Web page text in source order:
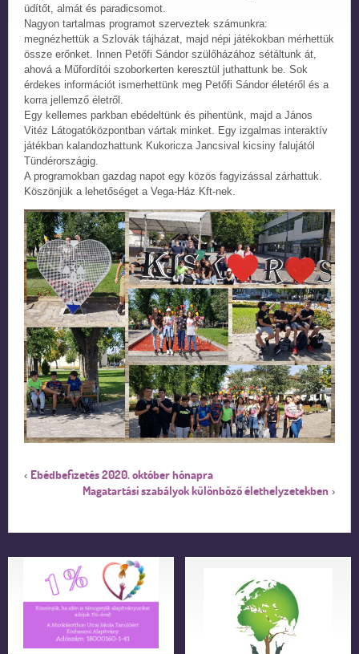
üdítőt, almát és paradicsomot.
Nagyon tartalmas programot szerveztek számunkra:
megnézhettük a Szlovák tájházat, majd népi játékokban mérhettük
össze erőnket. Innen Petőfi Sándor szülőházához sétáltunk át,
ahová a Műfordítói szoborkerten keresztül juthattunk be. Sok
érdekes információt ismerhettünk meg Petőfi Sándor életéről és a
korra jellemző életről.
Egy kellemes parkban ebédeltünk és pihentünk, majd a János
Vitéz Látogatóközpontban vártak minket. Egy izgalmas interaktív
játékban kalandozhattunk Kukoricza Jancsival kicsiny falujától
Tündérországig.
A programokban gazdag napot egy közös fagyizással zárhattuk.
Köszönjük a lehetőséget a Vega-Ház Kft-nek.
‹ Ebédbefizetés 2020. október hónapra
Magatartási szabályok különböző élethelyzetekben ›